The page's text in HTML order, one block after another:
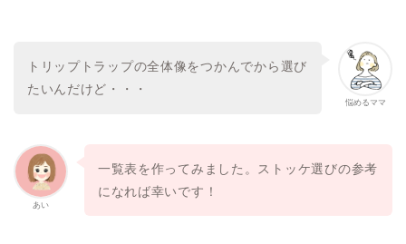
悩めるママ
トリップトラップの全体像をつかんでから選び
たいんだけど・・・
あい
一覧表を作ってみました。ストッケ選びの参考
になれば幸いです！